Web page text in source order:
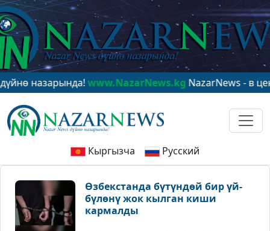
www.NazarNews.kgNazarNews - в центре
Кыргызча Русский
Өзбекстанда бүтүндөй бир үй-
бүлөнү жок кылган киши
кармалды